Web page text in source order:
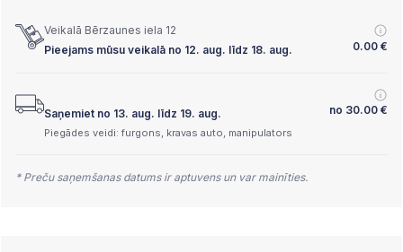
Veikalā Bērzaunes iela 12
Pieejams mūsu veikalā no 12. aug. līdz 18. aug.
0.00 €
Saņemiet no 13. aug. līdz 19. aug. no 30.00 €
Piegādes veidi: furgons, kravas auto, manipulators
* Preču saņemšanas datums ir aptuvens un var mainīties.